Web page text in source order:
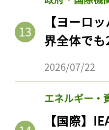
【ヨーロ
界全体で
2026/07/22
エネルギー・
【国際】
記事